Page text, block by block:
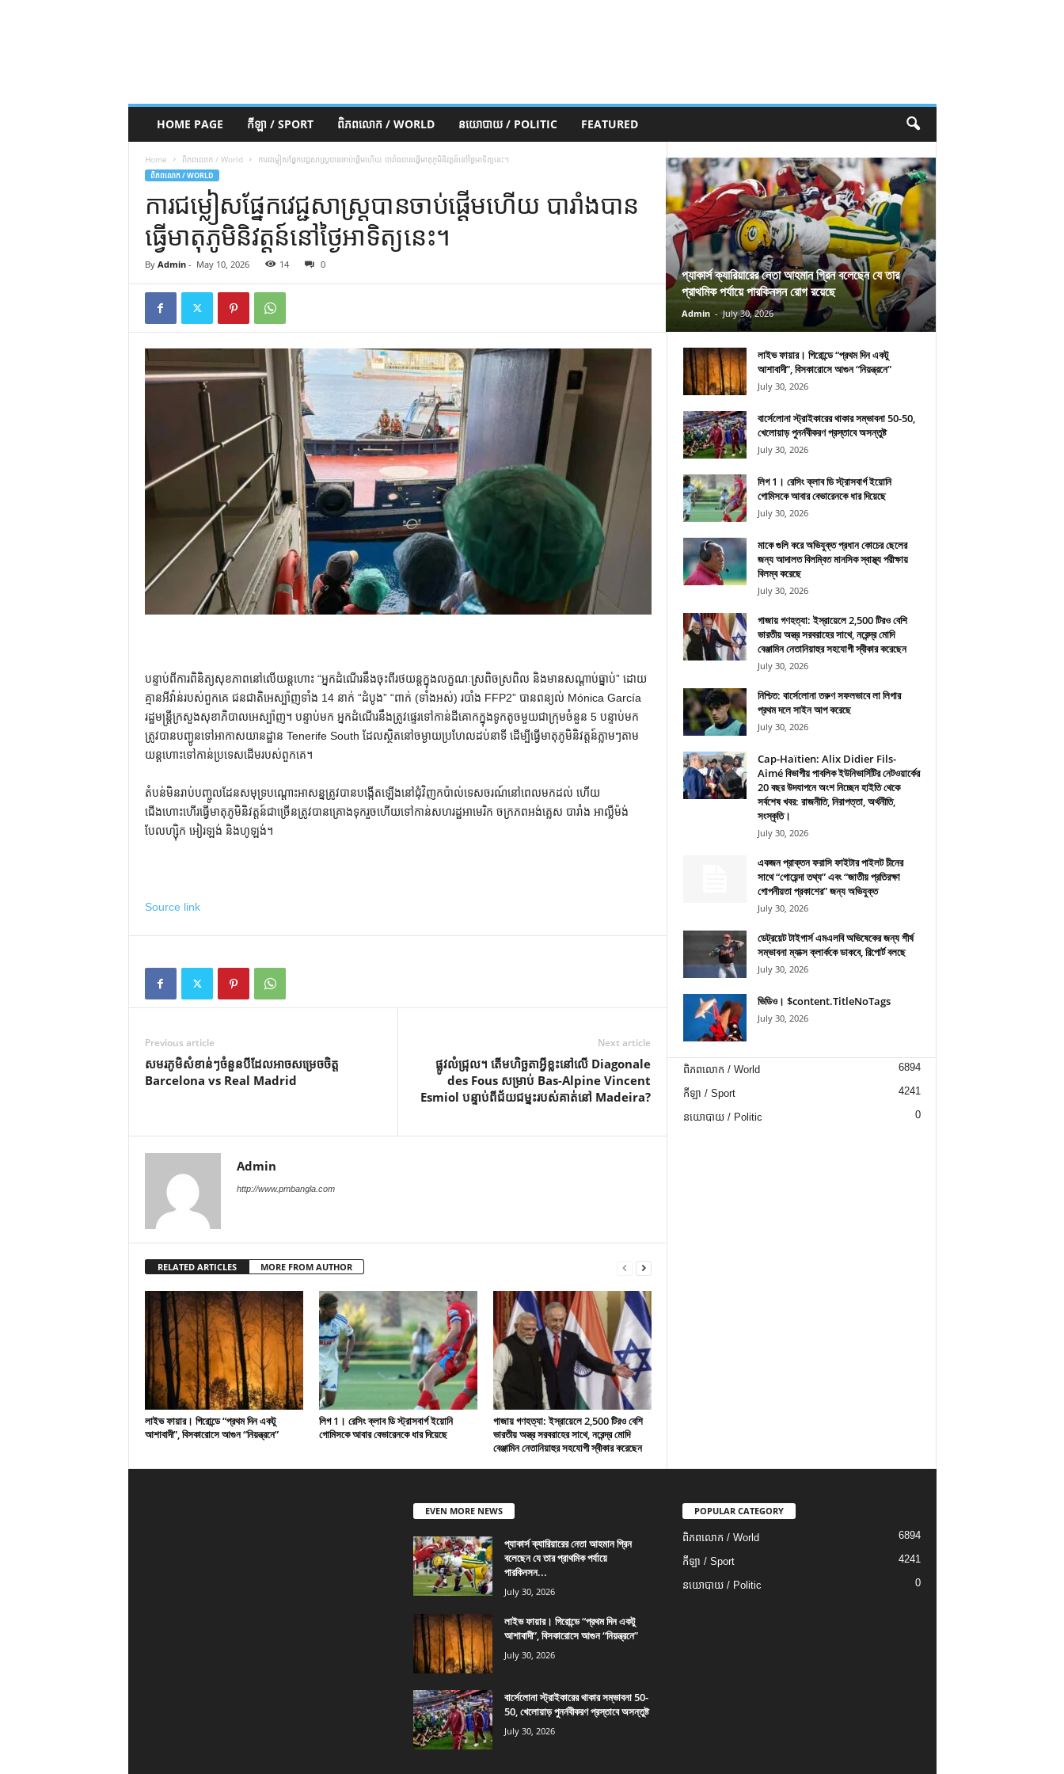
HOME PAGE កីឡា / SPORT ពិភពលោក / WORLD នយោបាយ / POLITIC FEATURED
Home ពិភពលោក / World ការជម្លៀសផ្នែកវេជ្ជសាស្រ្តបានចាប់ផ្តើមហើយ បារាំងបានធ្វើមាតុភូមិនិវត្តន៍នៅថ្ងៃអាទិត្យនេះ។
ពិភពលោក / WORLD
ការជម្លៀសផ្នែកវេជ្ជសាស្រ្តបានចាប់ផ្តើមហើយ បារាំងបាន
ធ្វើមាតុភូមិនិវត្តន៍នៅថ្ងៃអាទិត្យនេះ។
By Admin- May 10, 2026 14 0
បន្ទាប់ពីការពិនិត្យសុខភាពនៅលើយន្តហោះ “អ្នកដំណើរនឹងចុះពីរថយន្តក្នុងលក្ខណៈស្រពិចស្រពិល និងមានសណ្តាប់ធ្នាប់” ដោយ
គ្មានអីវ៉ាន់របស់ពួកគេ ជនជាតិអេស្ប៉ាញទាំង 14 នាក់ “ដំបូង” “ពាក់ (ទាំងអស់) របាំង FFP2” បានពន្យល់ Mónica García
រដ្ឋមន្ត្រីក្រសួងសុខាភិបាលអេស្ប៉ាញ។ បន្ទាប់មក អ្នកដំណើរនឹងត្រូវផ្ទេរទៅកាន់ដីគោកក្នុងទូកតូចមួយជាក្រុមចំនួន 5 បន្ទាប់មក
ត្រូវបានបញ្ជូនទៅអាកាសយានដ្ឋាន Tenerife South ដែលស្ថិតនៅចម្ងាយប្រហែលដប់នាទី ដើម្បីធ្វើមាតុភូមិនិវត្តន៍ភ្លាមៗតាម
យន្តហោះទៅកាន់ប្រទេសដើមរបស់ពួកគេ។
តំបន់មិនរាប់បញ្ចូលដែនសមុទ្របណ្តោះអាសន្នត្រូវបានបង្កើតឡើងនៅជុំវិញកប៉ាល់ទេសចរណ៍នៅពេលមកដល់ ហើយ
ជើងហោះហើរធ្វើមាតុភូមិនិវត្តន៍ជាច្រើនត្រូវបានគ្រោងទុករួចហើយទៅកាន់សហរដ្ឋអាមេរិក ចក្រភពអង់គ្លេស បារាំង អាល្លឺម៉ង់
បែលហ្ស៊ិក អៀរឡង់ និងហូឡង់។
Source link
Previous article
សមរភូមិសំខាន់ៗចំនួនបីដែលអាចសម្រេចចិត្ត
Barcelona vs Real Madrid
Next article
ផ្លូវលំជ្រុល។ តើមហិច្ឆតាអ្វីខ្លះនៅលើ Diagonale
des Fous សម្រាប់ Bas-Alpine Vincent
Esmiol បន្ទាប់ពីជ័យជម្នះរបស់គាត់នៅ Madeira?
Admin
http://www.pmbangla.com
RELATED ARTICLES MORE FROM AUTHOR
লাইভ ফায়ার। গিরোন্ডে “প্রথম দিন একটু
আশাবাদী”, বিসকারোসে আগুন “নিয়ন্ত্রনে”
লিগ 1। রেসিং ক্লাব ডি স্ট্রাসবার্গ ইয়োনি
গোমিসকে আবার বেভারেনকে ধার দিয়েছে
গাজায় গণহত্যা: ইস্রায়েলে 2,500 টিরও বেশি
ভারতীয় অস্ত্র সরবরাহের সাথে, নরেন্দ্র মোদি
বেঞ্জামিন নেতানিয়াহুর সহযোগী স্বীকার করেছেন
প্যাকার্স ক্যারিয়ারের নেতা আহমান গ্রিন বলেছেন যে তার
প্রাথমিক পর্যায়ে পারকিনসন রোগ রয়েছে
Admin - July 30, 2026
লাইভ ফায়ার। গিরোন্ডে “প্রথম দিন একটু
আশাবাদী”, বিসকারোসে আগুন “নিয়ন্ত্রনে”
July 30, 2026
বার্সেলোনা স্ট্রাইকারের থাকার সম্ভাবনা 50-50,
খেলোয়াড় পুনর্নবীকরণ প্রস্তাবে অসন্তুষ্ট
July 30, 2026
লিগ 1। রেসিং ক্লাব ডি স্ট্রাসবার্গ ইয়োনি
গোমিসকে আবার বেভারেনকে ধার দিয়েছে
July 30, 2026
মাকে গুলি করে অভিযুক্ত প্রধান কোচের ছেলের
জন্য আদালত বিলম্বিত মানসিক স্বাস্থ্য পরীক্ষায়
বিলম্ব করেছে
July 30, 2026
গাজায় গণহত্যা: ইস্রায়েলে 2,500 টিরও বেশি
ভারতীয় অস্ত্র সরবরাহের সাথে, নরেন্দ্র মোদি
বেঞ্জামিন নেতানিয়াহুর সহযোগী স্বীকার করেছেন
July 30, 2026
নিশ্চিত: বার্সেলোনা তরুণ সফলভাবে লা লিগার
প্রথম দলে সাইন আপ করেছে
July 30, 2026
Cap-Haïtien: Alix Didier Fils-
Aimé বিভাগীয় পাবলিক ইউনিভার্সিটির নেটওয়ার্কের
20 বছর উদযাপনে অংশ নিচ্ছেন হাইতি থেকে
সর্বশেষ খবর: রাজনীতি, নিরাপত্তা, অর্থনীতি,
সংস্কৃতি।
July 30, 2026
একজন প্রাক্তন ফরাসি ফাইটার পাইলট চীনের
সাথে “গোয়েন্দা তথ্য” এবং “জাতীয় প্রতিরক্ষা
গোপনীয়তা প্রকাশের” জন্য অভিযুক্ত
July 30, 2026
ডেট্রয়েট টাইগার্স এমএলবি অভিষেকের জন্য শীর্ষ
সম্ভাবনা ম্যাক্স ক্লার্ককে ডাকবে, রিপোর্ট বলছে
July 30, 2026
ভিডিও। $content.TitleNoTags
July 30, 2026
ពិភពលោក / World 6894
កីឡា / Sport 4241
នយោបាយ / Politic 0
EVEN MORE NEWS
প্যাকার্স ক্যারিয়ারের নেতা আহমান গ্রিন
বলেছেন যে তার প্রাথমিক পর্যায়ে
পারকিনসন...
July 30, 2026
লাইভ ফায়ার। গিরোন্ডে “প্রথম দিন একটু
আশাবাদী”, বিসকারোসে আগুন “নিয়ন্ত্রনে”
July 30, 2026
বার্সেলোনা স্ট্রাইকারের থাকার সম্ভাবনা 50-
50, খেলোয়াড় পুনর্নবীকরণ প্রস্তাবে অসন্তুষ্ট
July 30, 2026
POPULAR CATEGORY
ពិភពលោក / World 6894
កីឡា / Sport 4241
នយោបាយ / Politic 0